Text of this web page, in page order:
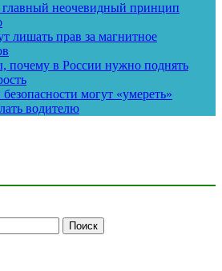
главный неочевидный принцип
лишать прав за магнитное
почему в России нужно поднять
могут «умереть»
водителю